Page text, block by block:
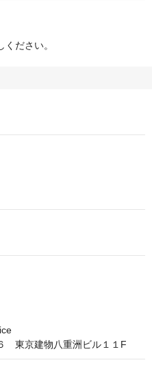
ださい。
東京建物八重洲ビル１１F